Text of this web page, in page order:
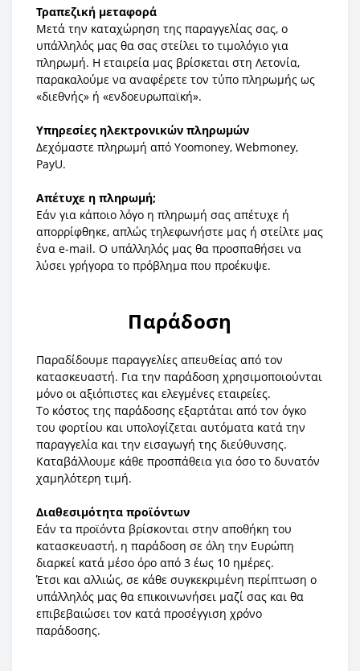
Τραπεζική μεταφορά
Μετά την καταχώρηση της παραγγελίας σας, ο
υπάλληλός μας θα σας στείλει το τιμολόγιο για
πληρωμή. Η εταιρεία μας βρίσκεται στη Λετονία,
παρακαλούμε να αναφέρετε τον τύπο πληρωμής ως
«διεθνής» ή «ενδοευρωπαϊκή».
Υπηρεσίες ηλεκτρονικών πληρωμών
Δεχόμαστε πληρωμή από Yoomoney, Webmoney,
PayU.
Απέτυχε η πληρωμή;
Εάν για κάποιο λόγο η πληρωμή σας απέτυχε ή
απορρίφθηκε, απλώς τηλεφωνήστε μας ή στείλτε μας
ένα e-mail. Ο υπάλληλός μας θα προσπαθήσει να
λύσει γρήγορα το πρόβλημα που προέκυψε.
Παράδοση
Παραδίδουμε παραγγελίες απευθείας από τον
κατασκευαστή. Για την παράδοση χρησιμοποιούνται
μόνο οι αξιόπιστες και ελεγμένες εταιρείες.
Το κόστος της παράδοσης εξαρτάται από τον όγκο
του φορτίου και υπολογίζεται αυτόματα κατά την
παραγγελία και την εισαγωγή της διεύθυνσης.
Καταβάλλουμε κάθε προσπάθεια για όσο το δυνατόν
χαμηλότερη τιμή.
Διαθεσιμότητα προϊόντων
Εάν τα προϊόντα βρίσκονται στην αποθήκη του
κατασκευαστή, η παράδοση σε όλη την Ευρώπη
διαρκεί κατά μέσο όρο από 3 έως 10 ημέρες.
Έτσι και αλλιώς, σε κάθε συγκεκριμένη περίπτωση ο
υπάλληλός μας θα επικοινωνήσει μαζί σας και θα
επιβεβαιώσει τον κατά προσέγγιση χρόνο
παράδοσης.